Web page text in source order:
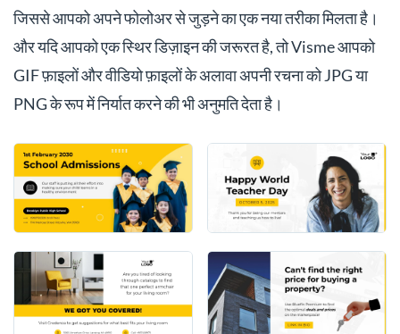
जिससे आपको अपने फोलोअर से जुड़ने का एक नया तरीका मिलता है।
और यदि आपको एक स्थिर डिज़ाइन की जरूरत है, तो Visme आपको
GIF फ़ाइलों और वीडियो फ़ाइलों के अलावा अपनी रचना को JPG या
PNG के रूप में निर्यात करने की भी अनुमति देता है।